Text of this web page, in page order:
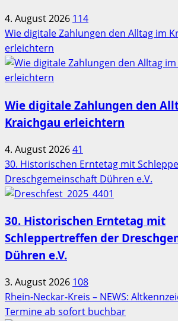
4. August 2026 114
Wie digitale Zahlungen den Alltag im
erleichtern
Wie digitale Zahlungen den
Kraichgau erleichtern
4. August 202641
30. Historischen Erntetag mit
Dreschgemeinschaft Dühren e.V.
30. Historischen Erntetag mit
Schleppertreffen der
Dühren e.V.
3. August 2026 108
Rhein-Neckar-Kreis – NEWS:
Termine ab sofort buchbar